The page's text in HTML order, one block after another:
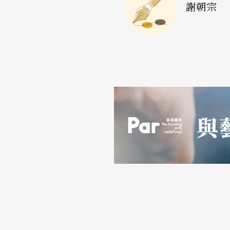
吸引外地觀眾，就得要排出其他地方看不到
好處。如果這個模式成功，未來美國歌劇的面
謝朝宗